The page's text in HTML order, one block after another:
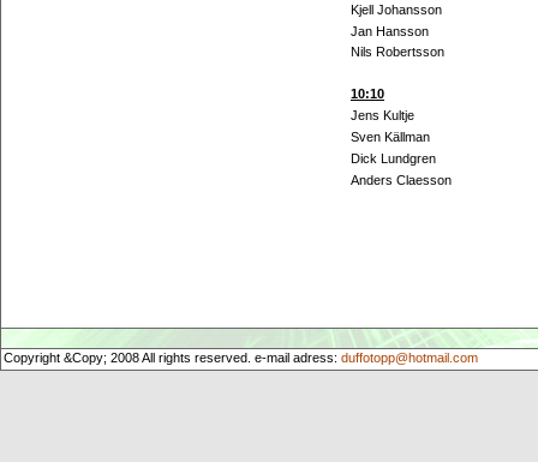
Kjell Johansson
Jan Hansson
Nils Robertsson
10:10
Jens Kultje
Sven Källman
Dick Lundgren
Anders Claesson
Copyright &Copy; 2008 All rights reserved. e-mail adress: duffotopp@hotmail.com